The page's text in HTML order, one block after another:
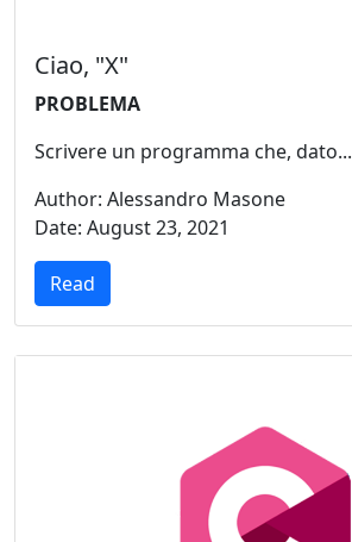
Ciao, "X"
PROBLEMA
Scrivere un programma che, dato...
Author: Alessandro Masone
Date: August 23, 2021
Read